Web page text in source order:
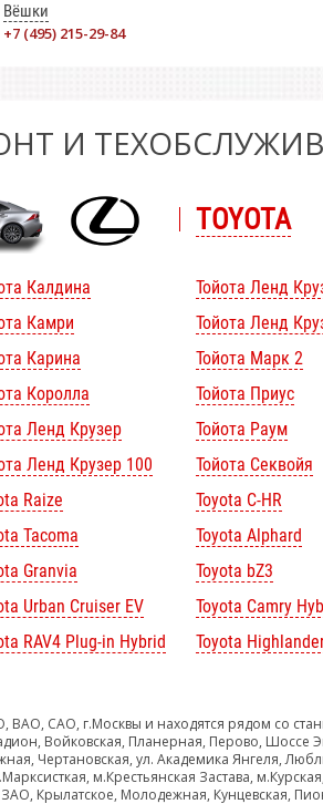
Вёшки
+7 (495) 215-29-84
И
TOYOTA
Калдина
Камри
Карина
Королла
Ленд Крузер
Ленд Крузер 100
Raize
Tacoma
Granvia
Urban Cruiser EV
RAV4 Plug-in Hybrid
Тойота Ленд
Тойота Ленд
Тойота Марк 2
Тойота Приус
Тойота Раум
Тойота Секвойя
Toyota C-HR
Toyota Alphard
Toyota bZ3
Toyota Camry
Toyota
САО, г.Москвы и находятся рядом со
Войковская, Планерная, Перово, Шоссе
Чертановская, ул. Академика Янгеля,
м.Крестьянская Застава,
Крылатское, Молодежная, Кунцевская,